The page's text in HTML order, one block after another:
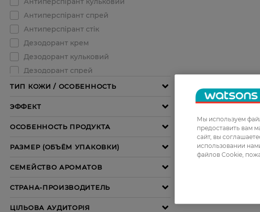
Мы используем
предоставить вам
сайт, вы
использовании
файлов Cookie,